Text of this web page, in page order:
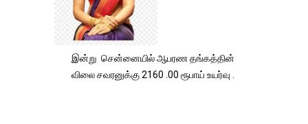
இன்று சென்னையில் ஆபரண தங்கத்தின்
விலை சவரனுக்கு 2160 .00 ரூபாய் உயர்வு .